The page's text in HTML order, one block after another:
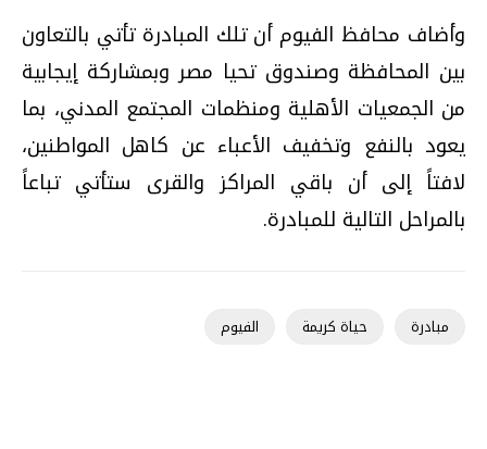
وأضاف محافظ الفيوم أن تلك المبادرة تأتي بالتعاون
بين المحافظة وصندوق تحيا مصر وبمشاركة إيجابية
من الجمعيات الأهلية ومنظمات المجتمع المدني، بما
يعود بالنفع وتخفيف الأعباء عن كاهل المواطنين،
لافتاً إلى أن باقي المراكز والقرى ستأتي تباعاً
بالمراحل التالية للمبادرة.
مبادرة حياة كريمة الفيوم